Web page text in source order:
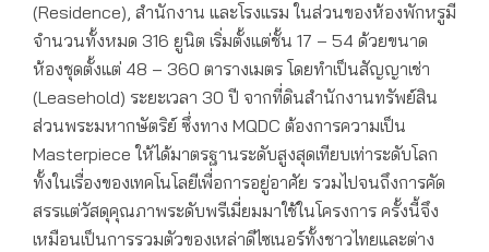
(Residence), สำนักงาน และโรงแรม ในส่วนของห้องพักหรูมี
จำนวนทั้งหมด 316 ยูนิต เริ่มตั้งแต่ชั้น 17 – 54 ด้วยขนาด
ห้องชุดตั้งแต่ 48 – 360 ตารางเมตร โดยทำเป็นสัญญาเช่า
(Leasehold) ระยะเวลา 30 ปี จากที่ดินสำนักงานทรัพย์สิน
ส่วนพระมหากษัตริย์ ซึ่งทาง MQDC ต้องการความเป็น
Masterpiece ให้ได้มาตรฐานระดับสูงสุดเทียบเท่าระดับโลก
ทั้งในเรื่องของเทคโนโลยีเพื่อการอยู่อาศัย รวมไปจนถึงการคัด
สรรแต่วัสดุคุณภาพระดับพรีเมี่ยมมาใช้ในโครงการ ครั้งนี้จึง
เหมือนเป็นการรวมตัวของเหล่าดีไซเนอร์ทั้งชาวไทยและต่าง